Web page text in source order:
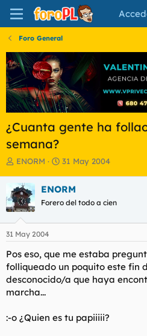
Foro General
¿Cuanta gente ha
semana?
I
i
c
i
a
d
o
d
e
l
t
a
ENORM
F
h
a
e
i
c
i
31 May 2004
ENORM
Forero del todo a cien
31 May 2004
Pos eso, que me estaba
folliqueado un poquito este fin
desconocido/a que haya
marcha...
:-o ¿Quien es tu papiiiii?